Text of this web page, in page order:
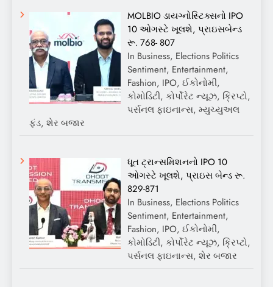
MOLBIO ડાયગ્નોસ્ટિક્સનો IPO
10 ઓગસ્ટે ખૂલશે, પ્રાઇસબેન્ડ
રૂ. 768- 807
In Business, Elections Politics
Sentiment, Entertainment,
Fashion, IPO, ઈકોનોમી,
કોમોડિટી, કોર્પોરેટ ન્યૂઝ, ક્રિપ્ટો,
પર્સનલ ફાઇનાન્સ, મ્યુચ્યુઅલ
ફંડ, શેર બજાર
ધૂત ટ્રાન્સમિશનનો IPO 10
ઓગસ્ટે ખૂલશે, પ્રાઇસ બેન્ડ રૂ.
829-871
In Business, Elections Politics
Sentiment, Entertainment,
Fashion, IPO, ઈકોનોમી,
કોમોડિટી, કોર્પોરેટ ન્યૂઝ, ક્રિપ્ટો,
પર્સનલ ફાઇનાન્સ, શેર બજાર